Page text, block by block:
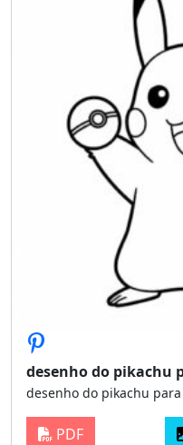
desenho do pikachu
desenho do pikachu
PDF